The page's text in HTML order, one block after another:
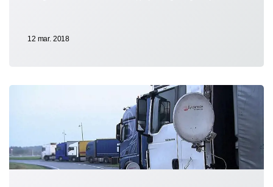
12 mar. 2018